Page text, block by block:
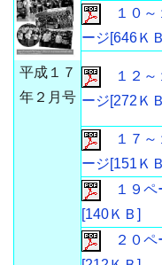
平成１７
年２月号
１０～
ージ[646Ｋ
１２～
ージ[272Ｋ
１７～
ージ[151Ｋ
１９ペ
[140ＫＢ]
２０ペ